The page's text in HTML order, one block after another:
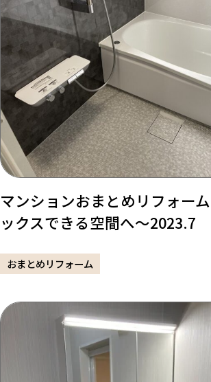
マンションおまとめリフォー
ックスできる空間へ～2023.7
おまとめリフォーム